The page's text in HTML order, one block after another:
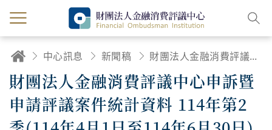
中心訊息 新聞稿 財團法人金融消費評議中心申訴暨申請評議案件統計資料 114年第2季(114年4月1日至114年6月30日)
財團法人金融消費評議中心申訴暨
申請評議案件統計資料 114年第2